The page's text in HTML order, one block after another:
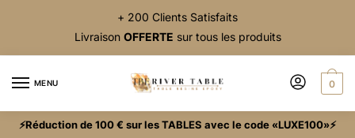
+ 200 Clients Satisfaits
Livraison OFFERTE sur tous les produits
MENU 0
⚡Réduction de 100 € sur les TABLES avec le code «LUXE100»⚡